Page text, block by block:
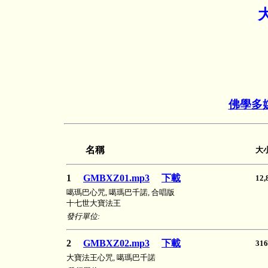
佛學多
名稱 大
1 GMBXZ01.mp3 下載
噶瑪巴心咒, 噶瑪巴千諾, 合唱版
十七世大寶法王
發行單位:
2 GMBXZ02.mp3 下載
大寶法王心咒, 噶瑪巴千諾